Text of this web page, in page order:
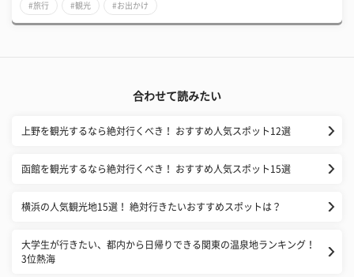
#旅行 #観光 #お出かけ
合わせて読みたい
上野を観光するなら絶対行くべき！ おすすめ人気スポット12選
函館を観光するなら絶対行くべき！ おすすめ人気スポット15選
横浜の人気観光地15選！ 絶対行きたいおすすめスポットは？
大学生が行きたい、都内から日帰りできる関東の温泉地ランキング！
3位熱海